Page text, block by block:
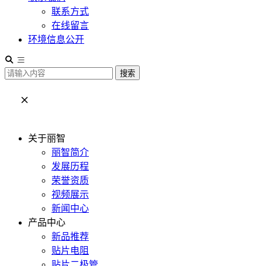
联系方式
在线留言
环境信息公开
搜索
关于丽智
丽智简介
发展历程
荣誉资质
视频展示
新闻中心
产品中心
新品推荐
贴片电阻